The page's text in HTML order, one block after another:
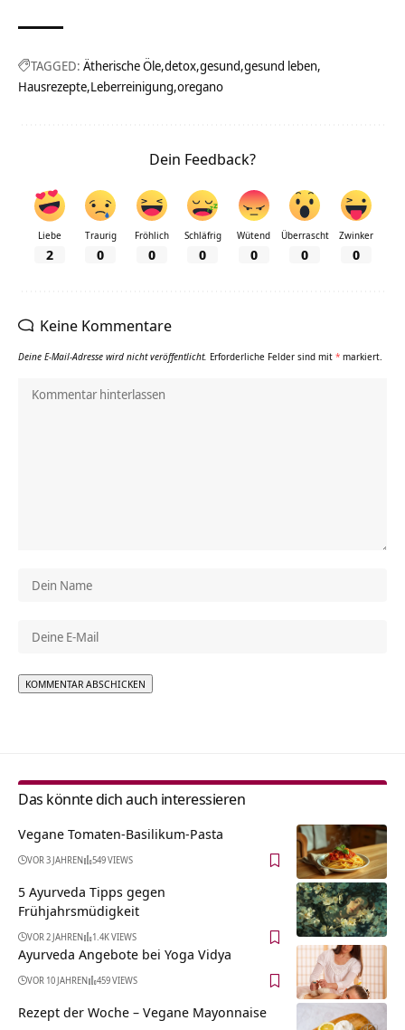
TAGGED: Ätherische Öle detox gesund gesund leben
Hausrezepte Leberreinigung oregano
Dein Feedback?
Liebe
2
Traurig
0
Fröhlich
0
Schläfrig
0
Wütend
0
Überrascht
0
Zwinker
0
Keine Kommentare
Deine E-Mail-Adresse wird nicht veröffentlicht. Erforderliche Felder sind mit * markiert.
Das könnte dich auch interessieren
Vegane Tomaten-Basilikum-Pasta
VOR 3 JAHREN 549 VIEWS
5 Ayurveda Tipps gegen
Frühjahrsmüdigkeit
VOR 2 JAHREN 1.4K VIEWS
Ayurveda Angebote bei Yoga Vidya
VOR 10 JAHREN 459 VIEWS
Rezept der Woche – Vegane Mayonnaise